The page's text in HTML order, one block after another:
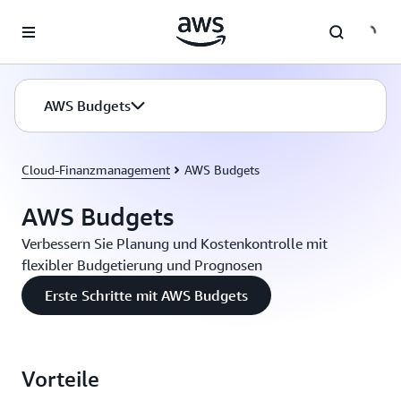
Überspringen zum Hauptinhalt
AWS Budgets
Cloud-Finanzmanagement AWS Budgets
AWS Budgets
Verbessern Sie Planung und Kostenkontrolle mit
flexibler Budgetierung und Prognosen
Erste Schritte mit AWS Budgets
Vorteile